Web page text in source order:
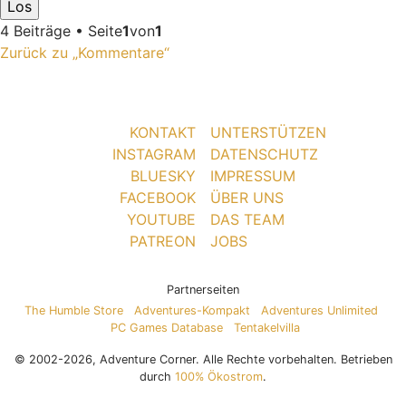
4 Beiträge • Seite1von1
Zurück zu „Kommentare“
KONTAKT
INSTAGRAM
BLUESKY
FACEBOOK
YOUTUBE
PATREON
UNTERSTÜTZEN
DATENSCHUTZ
IMPRESSUM
ÜBER UNS
DAS TEAM
JOBS
Partnerseiten
The Humble Store
Adventures-Kompakt
Adventures Unlimited
PC Games Database
Tentakelvilla
© 2002-2026, Adventure Corner. Alle Rechte vorbehalten. Betrieben
durch 100% Ökostrom.